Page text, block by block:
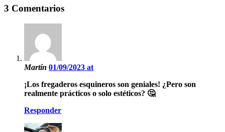
3 Comentarios
Martín 01/09/2023 at
¡Los fregaderos esquineros son geniales! ¿Pero son
realmente prácticos o solo estéticos? 🤔
Responder